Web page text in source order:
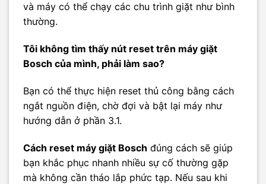
và máy có thể chạy các chu trình giặt như bình
thường.
Tôi không tìm thấy nút reset trên máy giặt
Bosch của mình, phải làm sao?
Bạn có thể thực hiện reset thủ công bằng cách
ngắt nguồn điện, chờ đợi và bật lại máy như
hướng dẫn ở phần 3.1.
Cách reset máy giặt Bosch đúng cách sẽ giúp
bạn khắc phục nhanh nhiều sự cố thường gặp
mà không cần tháo lắp phức tạp. Nếu sau khi